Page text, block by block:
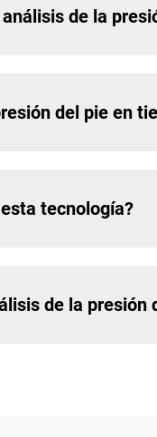
de la
del pie en
tecnología?
de la presión